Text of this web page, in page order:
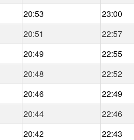
20:53
23:00
20:51
22:57
20:49
22:55
20:48
22:52
20:46
22:49
20:44
22:46
20:42
22:43